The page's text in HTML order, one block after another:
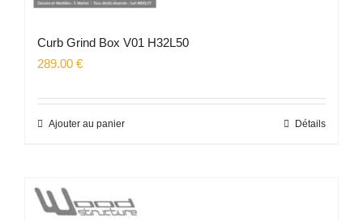
Curb Grind Box V01 H32L50
289.00 €
Ajouter au panier Détails